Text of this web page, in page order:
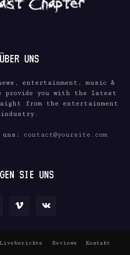
ÜBER UNS
entertainment, music &
provide you with the latest
from the entertainment
industry.
uns: contact@yoursite.com
SIE UNS
Liveberichte Reviews Kontakt